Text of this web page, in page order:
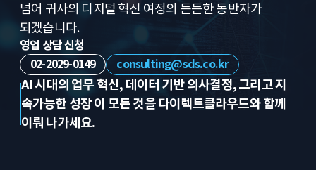
넘어 귀사의 디지털 혁신 여정의 든든한 동반자가
되겠습니다.
영업 상담 신청
02-2029-0149
consulting@sds.co.kr
AI 시대의 업무 혁신, 데이터 기반 의사결정, 그리고 지
속가능한 성장이 모든 것을 다이렉트클라우드와 함께
이뤄 나가세요.